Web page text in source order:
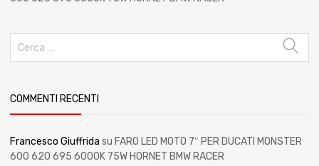
COMMENTI RECENTI
Francesco Giuffrida su FARO LED MOTO 7″ PER DUCATI MONSTER
600 620 695 6000K 75W HORNET BMW RACER